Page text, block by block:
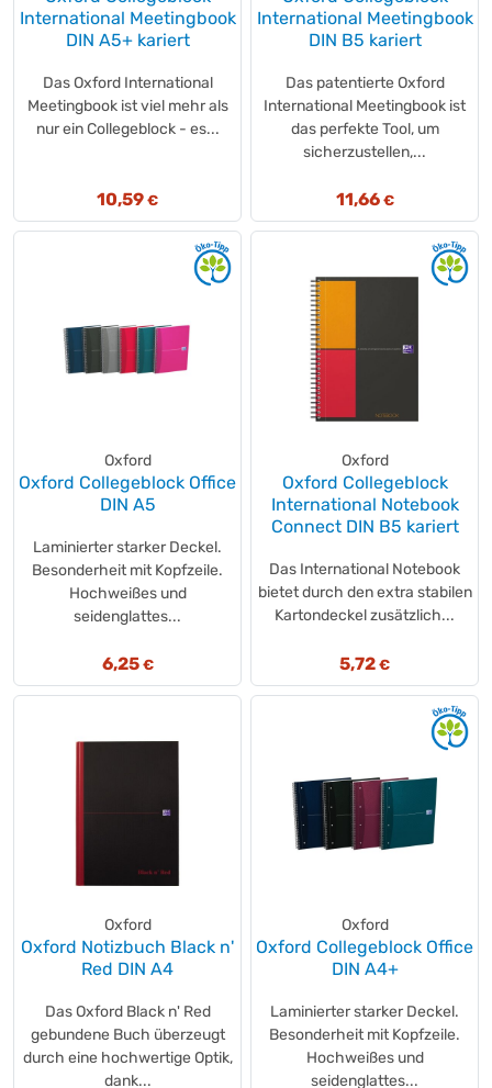
International Meetingbook
DIN A5+ kariert
Das Oxford International
Meetingbook ist viel mehr als
nur ein Collegeblock - es...
10,59 €
International Meetingbook
DIN B5 kariert
Das patentierte Oxford
International Meetingbook ist
das perfekte Tool, um
sicherzustellen,...
11,66€
Oxford
Oxford Collegeblock Office
DIN A5
Laminierter starker Deckel.
Besonderheit mit Kopfzeile.
Hochweißes und
seidenglattes...
6,25€
Oxford
Oxford Collegeblock
International Notebook
Connect DIN B5 kariert
Das International Notebook
bietet durch den extra stabilen
Kartondeckel zusätzlich...
5,72 €
Oxford
Oxford Notizbuch Black n'
Red DIN A4
Das Oxford Black n' Red
gebundene Buch überzeugt
durch eine hochwertige Optik,
dank...
Oxford
Oxford Collegeblock Office
DIN A4+
Laminierter starker Deckel.
Besonderheit mit Kopfzeile.
Hochweißes und
seidenglattes...